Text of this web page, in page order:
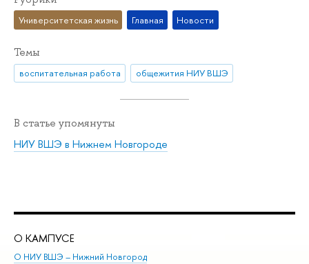
Университетская жизнь Главная Новости
Темы
воспитательная работа общежития НИУ ВШЭ
В статье упомянуты
НИУ ВШЭ в Нижнем Новгороде
О КАМПУСЕ
О НИУ ВШЭ – Нижний Новгород